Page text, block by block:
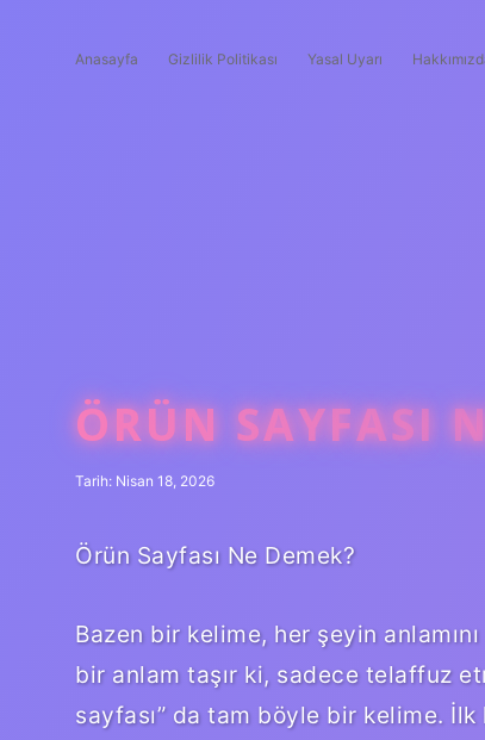
Anasayfa Gizlilik Politikası Yasal Uyarı
ÖRÜN SAYFASI
Tarih: Nisan 18, 2026
Örün Sayfası Ne Demek?
Bazen bir kelime, her şeyin
bir anlam taşır ki, sadece telaffuz
sayfası” da tam böyle bir kelime.